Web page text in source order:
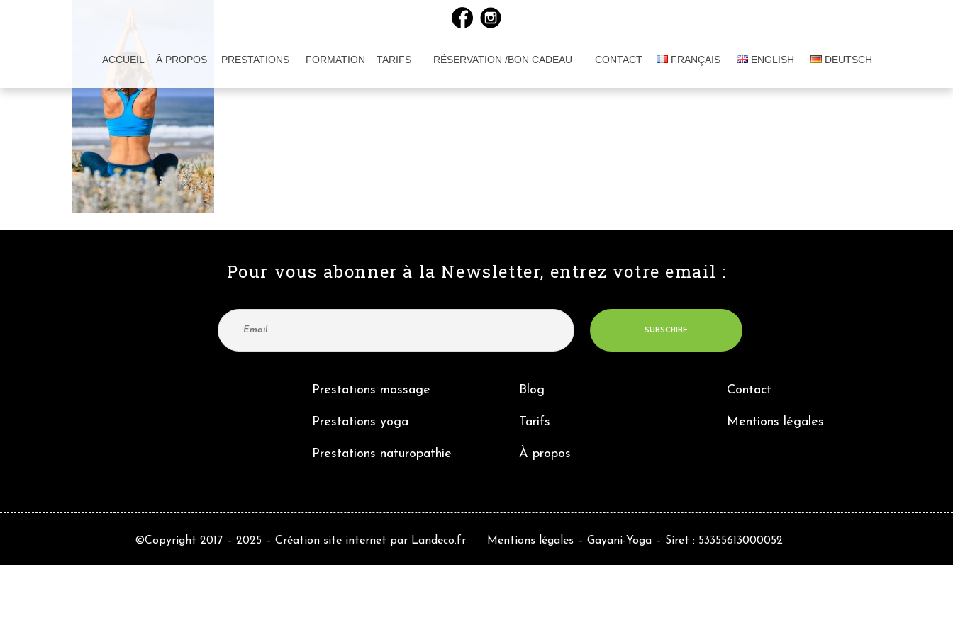
ACCUEIL À PROPOS PRESTATIONS FORMATION TARIFS RÉSERVATION /BON CADEAU CONTACT FRANÇAIS ENGLISH DEUTSCH
Pour vous abonner à la Newsletter, entrez votre email :
Prestations massage
Prestations yoga
Prestations naturopathie
Blog
Tarifs
À propos
Contact
Mentions légales
©Copyright 2017 – 2025 – Création site internet par Landeco.fr Mentions légales – Gayani-Yoga – Siret : 53355613000052